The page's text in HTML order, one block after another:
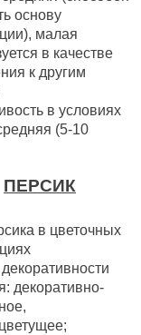
основу
малая
в качестве
к другим
в условиях
(5-10
ПЕРСИК
в цветочных
декоративно-